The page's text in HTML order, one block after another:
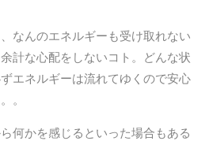
なんのエネルギーも受け取れない
計な心配をしないコト。 どんな状
エネルギーは流れてゆくので安心
。
何かを感じるといった場合もある